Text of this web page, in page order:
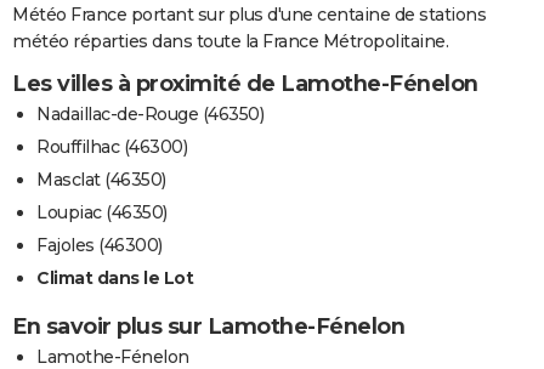
Météo France portant sur plus d'une centaine de stations
météo réparties dans toute la France Métropolitaine.
Les villes à proximité de Lamothe-Fénelon
Nadaillac-de-Rouge (46350)
Rouffilhac (46300)
Masclat (46350)
Loupiac (46350)
Fajoles (46300)
Climat dans le Lot
En savoir plus sur Lamothe-Fénelon
Lamothe-Fénelon